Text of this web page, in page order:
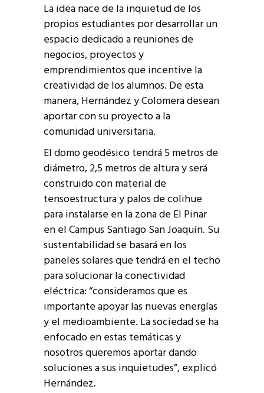
La idea nace de la inquietud de los
propios estudiantes por desarrollar un
espacio dedicado a reuniones de
negocios, proyectos y
emprendimientos que incentive la
creatividad de los alumnos. De esta
manera, Hernández y Colomera desean
aportar con su proyecto a la
comunidad universitaria.
El domo geodésico tendrá 5 metros de
diámetro, 2,5 metros de altura y será
construido con material de
tensoestructura y palos de colihue
para instalarse en la zona de El Pinar
en el Campus Santiago San Joaquín. Su
sustentabilidad se basará en los
paneles solares que tendrá en el techo
para solucionar la conectividad
eléctrica: “consideramos que es
importante apoyar las nuevas energías
y el medioambiente. La sociedad se ha
enfocado en estas temáticas y
nosotros queremos aportar dando
soluciones a sus inquietudes”, explicó
Hernández.